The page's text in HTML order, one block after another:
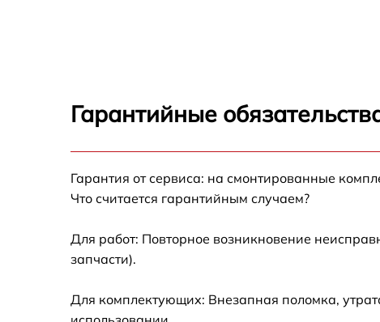
Прошивка блока управления Sharp
LC40FI3012E
Ремонт блока управления Sharp LC40FI3012E
Гарантийные
Гарантия от сервиса: на смонтированные
Что считается гарантийным случаем?
Для работ: Повторное возникновение
запчасти).
Для комплектующих: Внезапная поломка,